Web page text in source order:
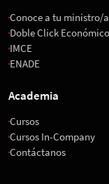
Conoce a tu ministro/a
Doble Click Económico
IMCE
ENADE
Academia
Cursos
Cursos In-Company
Contáctanos